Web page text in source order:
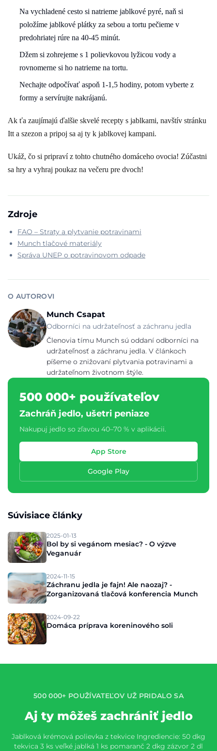
Na vychladené cesto si natrieme jablkové pyré, naň si
položíme jablkové plátky za sebou a tortu pečieme v
predohriatej rúre na 40-45 minút.
Džem si zohrejeme s 1 polievkovou lyžicou vody a
rovnomerne si ho natrieme na tortu.
Nechajte odpočívať aspoň 1-1,5 hodiny, potom vyberte z
formy a servírujte nakrájanú.
Ak ťa zaujímajú ďalšie skvelé recepty s jablkami, navštív stránku
Itt a szezon a pripoj sa aj ty k jablkovej kampani.
Ukáž, čo si pripraví z tohto chutného domáceho ovocia! Zúčastni
sa hry a vyhraj poukaz na večeru pre dvoch!
Zdroje
FAO – Straty a plytvanie potravinami
Munch tlačové materiály
Správa UNEP o potravinovom odpade
O AUTOROVI
Munch Csapat
Odborníci na udržateľnosť a záchranu jedla
Členovia tímu Munch sú oddaní odborníci na
udržateľnosť a záchranu jedla. V článkoch
píšeme o znižovaní plytvania potravinami a
udržateľnom životnom štýle.
500 000+ používateľov
Zachráň jedlo, ušetri peniaze
Nakupuj jedlo so zľavou 40–70 % v aplikácii.
App Store
Google Play
Súvisiace články
2025-01-13
Bol by si vegánom mesiac? - O výzve
Veganuár
2024-11-15
Záchranu jedla je fajn! Ale naozaj? -
Zorganizovaná tlačová konferencia Munch
2024-09-22
Domáca príprava koreninového soli
500 000+ POUŽÍVATEĽOV UŽ PRIDALO SA
Aj ty môžeš zachrániť jedlo
Jablková krémová polievka z tekvice Ingrediencie: 50 dkg
tekvica 3 ks veľké jablká 1 ks pomaranč 2 dkg zázvor 2 dl